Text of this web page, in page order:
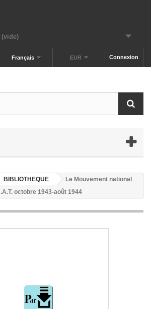
(vide)
Connexion
EUR
Français
BIBLIOTHEQUE
Le Mouvement national
octobre 1943-août 1944